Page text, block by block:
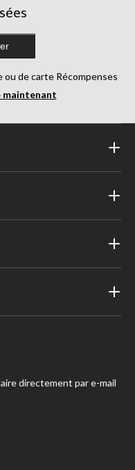
ou de carte Récompenses
maintenant
directement par e-mail